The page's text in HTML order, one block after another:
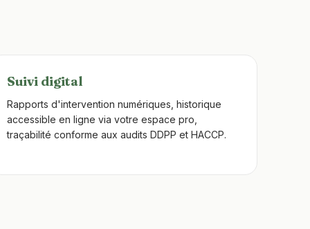
Suivi digital
Rapports d'intervention numériques, historique
accessible en ligne via votre espace pro,
traçabilité conforme aux audits DDPP et HACCP.